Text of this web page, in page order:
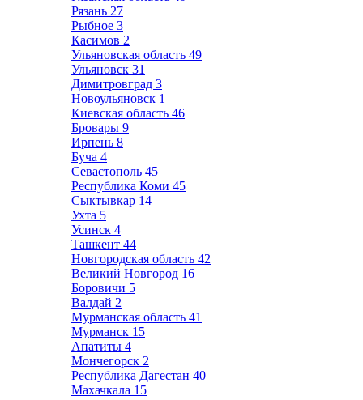
Рязань 27
Рыбное 3
Касимов 2
Ульяновская область 49
Ульяновск 31
Димитровград 3
Новоульяновск 1
Киевская область 46
Бровары 9
Ирпень 8
Буча 4
Севастополь 45
Республика Коми 45
Сыктывкар 14
Ухта 5
Усинск 4
Ташкент 44
Новгородская область 42
Великий Новгород 16
Боровичи 5
Валдай 2
Мурманская область 41
Мурманск 15
Апатиты 4
Мончегорск 2
Республика Дагестан 40
Махачкала 15